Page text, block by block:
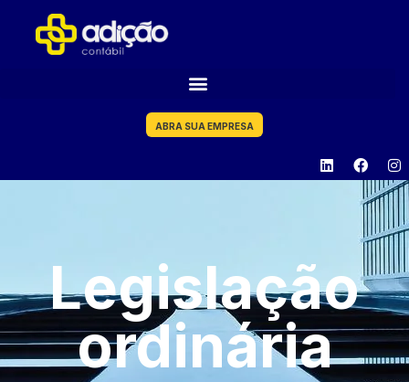
ABRA SUA EMPRESA
Legislação
ordinária